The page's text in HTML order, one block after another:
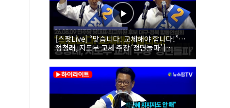
[스팟Live] “맞습니다! 교체해야 합니다!”…
정청래, 지도부 교체 주장 ‘정면돌파’ |
26.08.09 더불어민주당 당대표·최고위원 후
보 대구·경북 합동연설회